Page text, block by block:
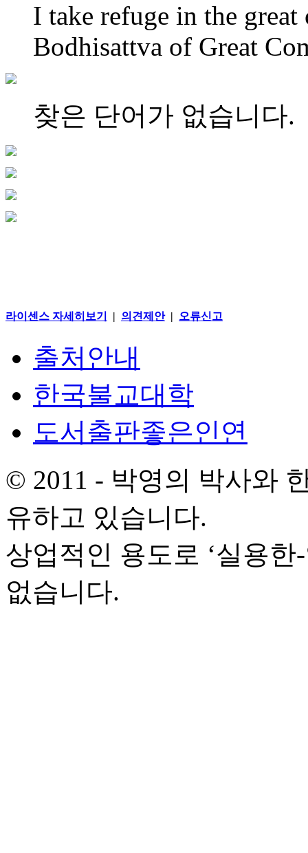
I take refuge in the
Bodhisattva of Great
찾은 단어가 없습니다.
라이센스 자세히보기 | 의견제안| 오류신고
출처안내
한국불교대학
도서출판좋은인연
© 2011 - 박영의 박사와
유하고 있습니다.
상업적인 용도로 ‘실용
없습니다.